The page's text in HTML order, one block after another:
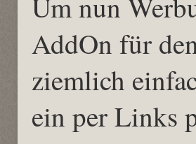
AddOn für
ziemlich
ein per Links